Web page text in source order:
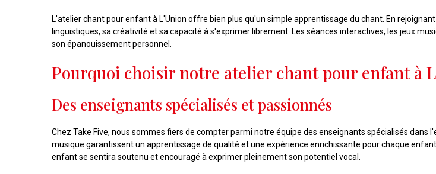
L'atelier chant pour enfant à L'Union offre bien plus qu'un simple apprentissage du chant. En
linguistiques, sa créativité et sa capacité à s'exprimer librement. Les séances interactives, les jeux
son épanouissement personnel.
Pourquoi choisir notre atelier chant pour enfant à
Des enseignants spécialisés et passionnés
Chez Take Five, nous sommes fiers de compter parmi notre équipe des enseignants spécialisés
musique garantissent un apprentissage de qualité et une expérience enrichissante pour chaque
enfant se sentira soutenu et encouragé à exprimer pleinement son potentiel vocal.